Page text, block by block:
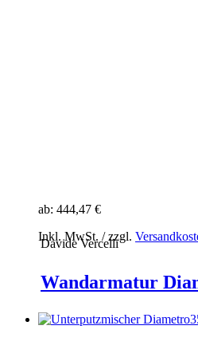
ab: 444,47 €
Inkl. MwSt. / zzgl.
Davide Vercelli
Wandarmatur